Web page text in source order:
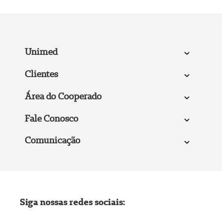
Unimed
Clientes
Área do Cooperado
Fale Conosco
Comunicação
Siga nossas redes sociais: